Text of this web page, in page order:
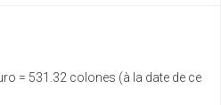
= 531.32 colones (à la date de ce